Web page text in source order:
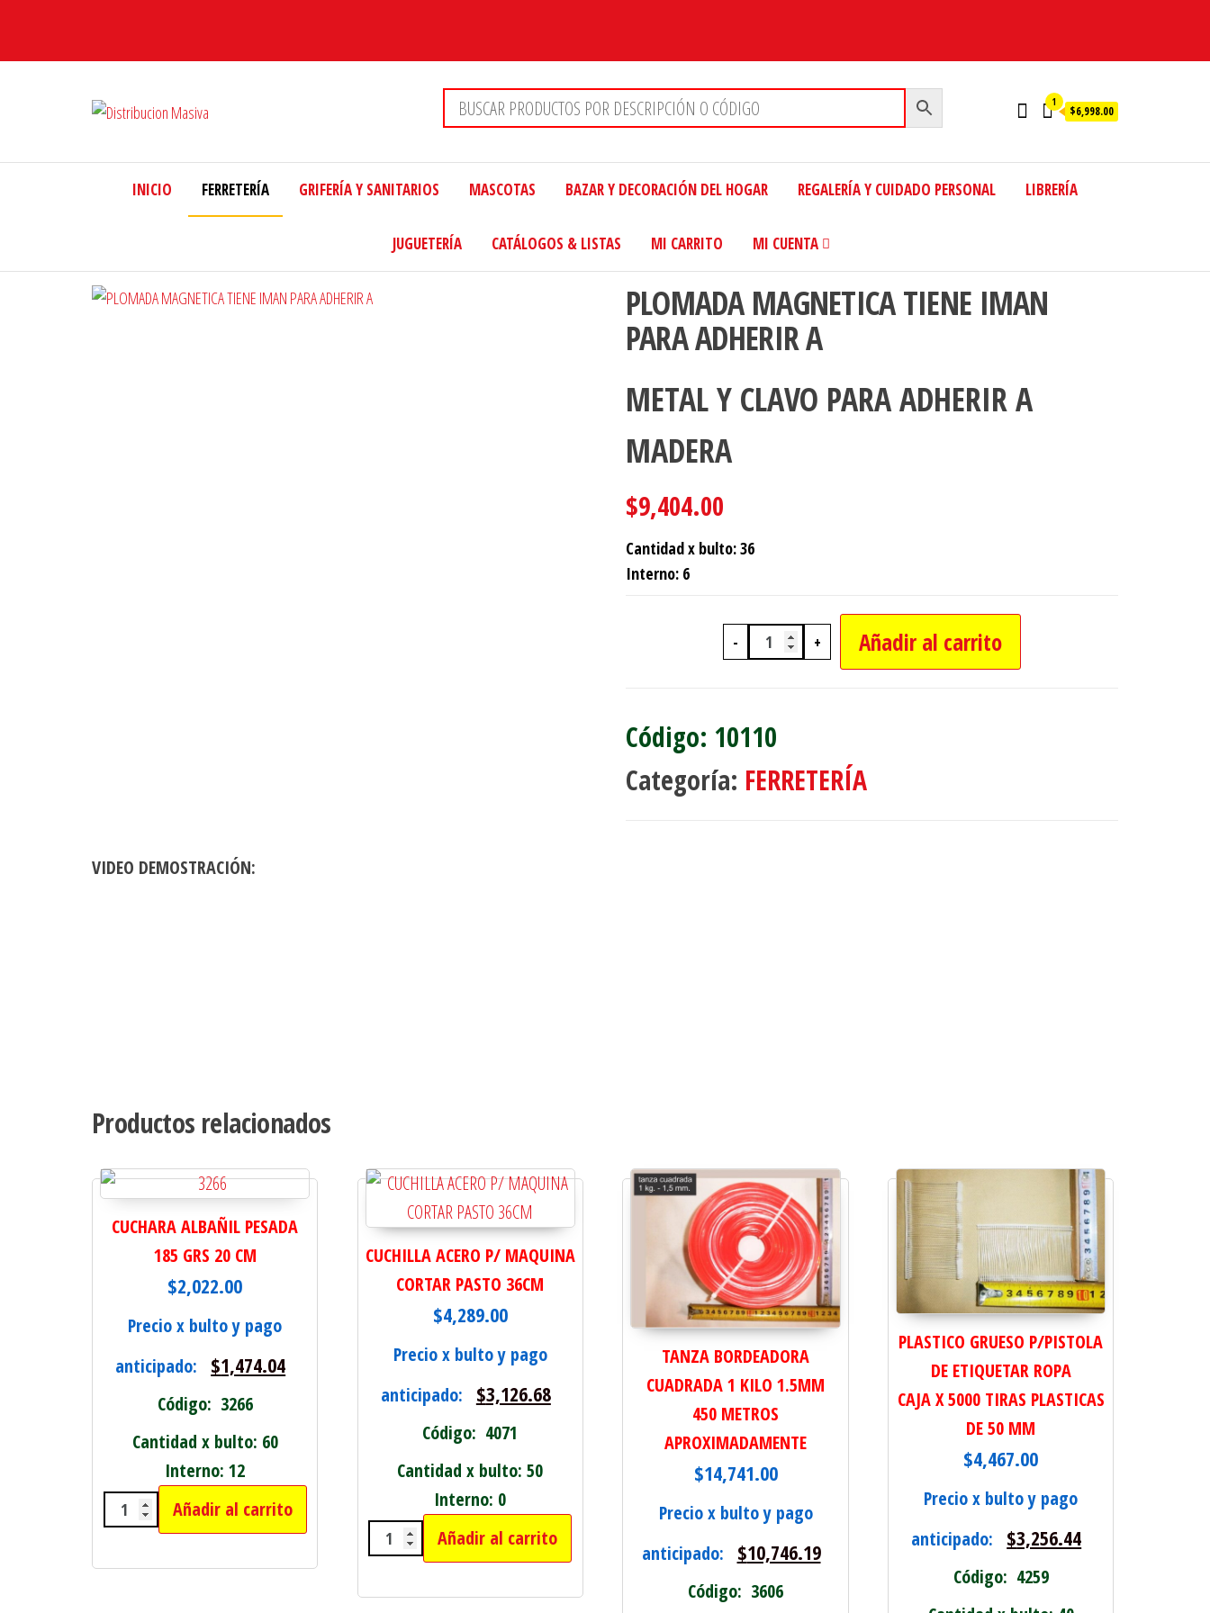
1
$6,998.00
INICIO FERRETERÍA GRIFERÍA Y SANITARIOS MASCOTAS BAZAR Y DECORACIÓN DEL HOGAR REGALERÍA Y CUIDADO PERSONAL LIBRERÍA
JUGUETERÍA CATÁLOGOS & LISTAS MI CARRITO MI CUENTA
PLOMADA MAGNETICA TIENE IMAN
PARA ADHERIR A
METAL Y CLAVO PARA ADHERIR A
MADERA
$9,404.00
Cantidad x bulto: 36
Interno: 6
-
PLOMADA MAGNETICA TIENE IMAN PARA
+ Añadir al carrito
10110
Categoría: FERRETERÍA
VIDEO DEMOSTRACIÓN:
Productos relacionados
CUCHARA ALBAÑIL PESADA
185 GRS 20 CM
$2,022.00
Precio x bulto y pago
anticipado:
$1,474.04
Código: 3266
Cantidad x bulto: 60
Interno: 12
CUCHARA ALBAÑIL PESADA 185 GRS 20 CM cantidad
Añadir al carrito
CUCHILLA ACERO P/ MAQUINA
CORTAR PASTO 36CM
$4,289.00
Precio x bulto y pago
anticipado:
$3,126.68
Código: 4071
Cantidad x bulto: 50
Interno: 0
CUCHILLA ACERO P/ MAQUINA CORTAR PASTO 36CM cantidad
Añadir al carrito
TANZA BORDEADORA
CUADRADA 1 KILO 1.5MM
450 METROS
APROXIMADAMENTE
$14,741.00
Precio x bulto y pago
anticipado:
$10,746.19
Código: 3606
PLASTICO GRUESO P/PISTOLA
DE ETIQUETAR ROPA
CAJA X 5000 TIRAS PLASTICAS
DE 50 MM
$4,467.00
Precio x bulto y pago
anticipado:
$3,256.44
Código: 4259